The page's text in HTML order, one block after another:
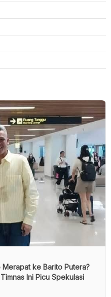
Merapat ke Barito Putera?
Ini Picu Spekulasi